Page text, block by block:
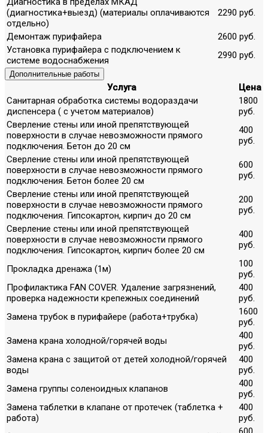
(диагностика+выезд) (материалы оплачиваются
отдельно)
2290 руб.
Демонтаж пурифайера
2600 руб.
Установка пурифайера с подключением к
системе водоснабжения
2990 руб.
Дополнительные работы
Услуга
Цена
Санитарная обработка системы водораздачи
диспенсера ( с учетом материалов)
1800
руб.
Сверление стены или иной препятствующей
поверхности в случае невозможности прямого
подключения. Бетон до 20 см
400
руб.
Сверление стены или иной препятствующей
поверхности в случае невозможности прямого
подключения. Бетон более 20 см
600
руб.
Сверление стены или иной препятствующей
поверхности в случае невозможности прямого
подключения. Гипсокартон, кирпич до 20 см
200
руб.
Сверление стены или иной препятствующей
поверхности в случае невозможности прямого
подключения. Гипсокартон, кирпич более 20 см
400
руб.
Прокладка дренажа (1м)
100
руб.
Профилактика FAN COVER. Удаление загрязнений,
проверка надежности крепежных соединений
400
руб.
Замена трубок в пурифайере (работа+трубка)
1600
руб.
Замена крана холодной/горячей воды
400
руб.
Замена крана с защитой от детей холодной/горячей
воды
400
руб.
Замена группы соленоидных клапанов
400
руб.
Замена таблетки в клапане от протечек (таблетка +
работа)
400
руб.